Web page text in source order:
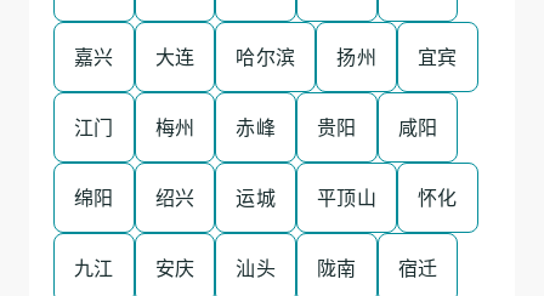
嘉兴 大连 哈尔滨 扬州 宜宾
江门 梅州 赤峰 贵阳 咸阳
绵阳 绍兴 运城 平顶山 怀化
九江 安庆 汕头 陇南 宿迁